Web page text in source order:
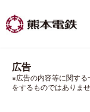
広告
※広告の内容等に関す
をするものではありませ